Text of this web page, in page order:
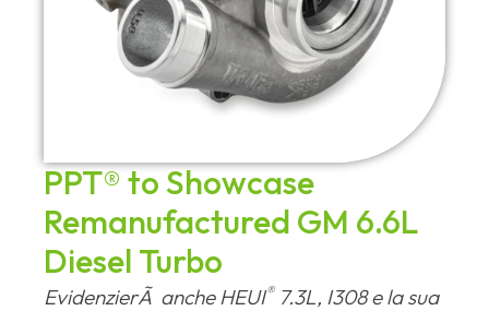
PPT® to Showcase
Remanufactured GM 6.6L
Diesel Turbo
EvidenzierÃ anche HEUI®7.3L, I308 e la sua